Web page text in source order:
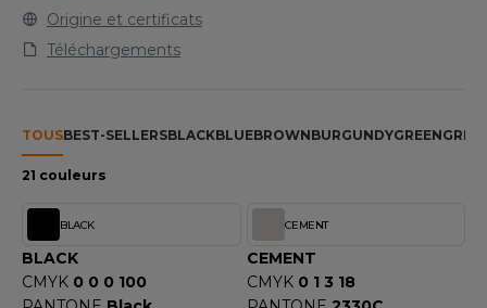
VETEMENTS
- BLANKS
Origine et certificats
Téléchargements
TOUSBEST-SELLERSBLACKBLUEBROWNBURGUNDYGREENGREY
21 couleurs
BLACK
BLACK
CMYK 0 0 0 100
CEMENT
CEMENT
CMYK 0 1 3 18